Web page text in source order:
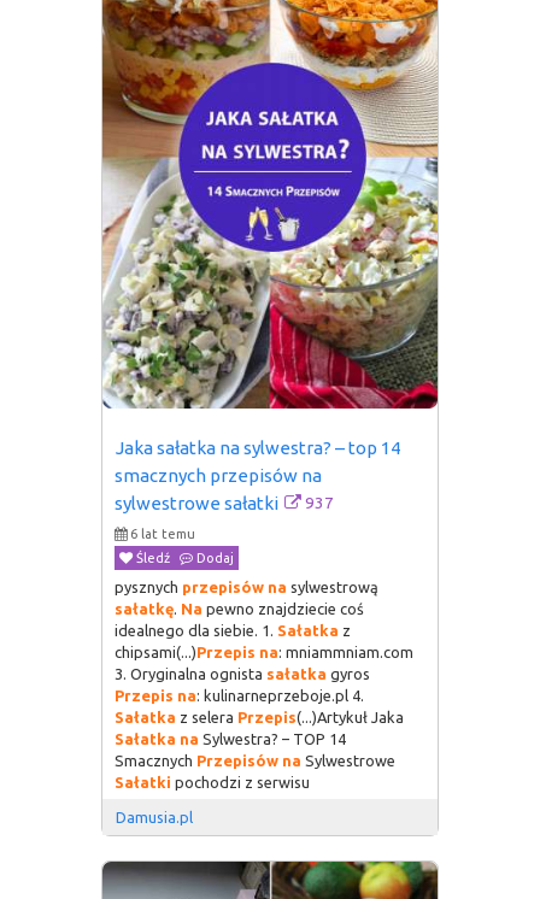
Jaka sałatka na sylwestra? – top 14
smacznych przepisów na
sylwestrowe sałatki
937
6 lat temu
Śledź
Dodaj
pysznych przepisów na sylwestrową
sałatkę Na pewno znajdziecie coś
idealnego dla siebie. 1. Sałatka z
chipsami(...)Przepis na: mniammniam.com
3. Oryginalna ognista sałatka gyros
Przepis na: kulinarneprzeboje.pl 4.
Sałatka z selera Przepis(...)Artykuł Jaka
Sałatka na Sylwestra? – TOP 14
Smacznych Przepisów na Sylwestrowe
Sałatki pochodzi z serwisu
Damusia.pl